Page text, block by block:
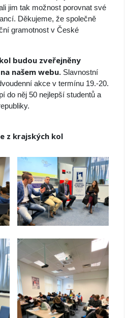
jim tak možnost porovnat své
Děkujeme, že společně
gramotnost v České
budou zveřejněny
našem webu. Slavnostní
akce v termínu 19.-20.
do něj 50 nejlepší studentů a
z krajských kol